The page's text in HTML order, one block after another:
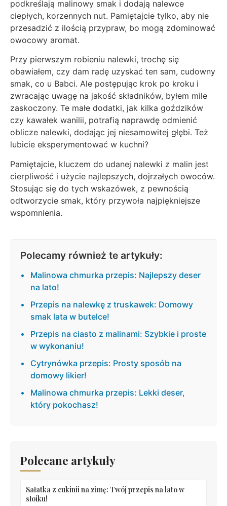
podkreślają malinowy smak i dodają nalewce
ciepłych, korzennych nut. Pamiętajcie tylko, aby nie
przesadzić z ilością przypraw, bo mogą zdominować
owocowy aromat.
Przy pierwszym robieniu nalewki, trochę się
obawiałem, czy dam radę uzyskać ten sam, cudowny
smak, co u Babci. Ale postępując krok po kroku i
zwracając uwagę na jakość składników, byłem mile
zaskoczony. Te małe dodatki, jak kilka goździków
czy kawałek wanilii, potrafią naprawdę odmienić
oblicze nalewki, dodając jej niesamowitej głębi. Też
lubicie eksperymentować w kuchni?
Pamiętajcie, kluczem do udanej nalewki z malin jest
cierpliwość i użycie najlepszych, dojrzałych owoców.
Stosując się do tych wskazówek, z pewnością
odtworzycie smak, który przywoła najpiękniejsze
wspomnienia.
Polecamy również te artykuły:
Malinowa chmurka przepis: Najlepszy deser
na lato!
Przepis na nalewkę z truskawek: Domowy
smak lata w butelce!
Przepis na ciasto z malinami: Szybkie i proste
w wykonaniu!
Cytrynówka przepis: Prosty sposób na
domowy likier!
Malinowa chmurka przepis: Lekki deser,
który pokochasz!
Polecane artykuły
Sałatka z cukinii na zimę: Twój przepis na lato w
słoiku!